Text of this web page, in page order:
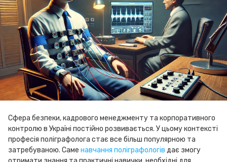
Сфера безпеки, кадрового менеджменту та корпоративного
контролю в Україні постійно розвивається. У цьому контексті
професія поліграфолога стає все більш популярною та
затребуваною. Саме навчання поліграфологів дає змогу